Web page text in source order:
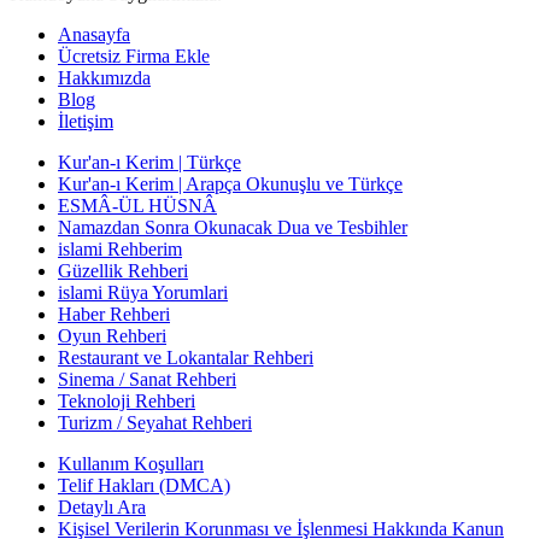
Anasayfa
Ücretsiz Firma Ekle
Hakkımızda
Blog
İletişim
Kur'an-ı Kerim | Türkçe
Kur'an-ı Kerim | Arapça Okunuşlu ve Türkçe
ESMÂ-ÜL HÜSNÂ
Namazdan Sonra Okunacak Dua ve Tesbihler
islami Rehberim
Güzellik Rehberi
islami Rüya Yorumlari
Haber Rehberi
Oyun Rehberi
Restaurant ve Lokantalar Rehberi
Sinema / Sanat Rehberi
Teknoloji Rehberi
Turizm / Seyahat Rehberi
Kullanım Koşulları
Telif Hakları (DMCA)
Detaylı Ara
Kişisel Verilerin Korunması ve İşlenmesi Hakkında Kanun